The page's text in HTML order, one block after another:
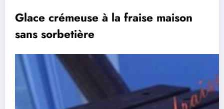
Glace crémeuse à la fraise maison
sans sorbetière